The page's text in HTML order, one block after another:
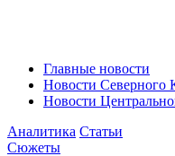
Главные новости
Новости Северного
Новости
Аналитика Статьи
Сюжеты